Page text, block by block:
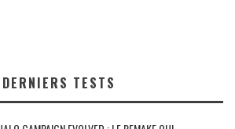
DERNIERS TESTS